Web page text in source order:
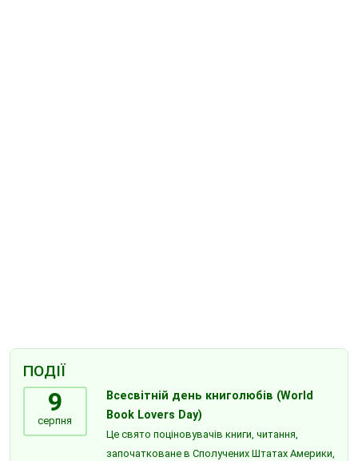
ПОДІЇ
9
серпня
Всесвітній день книголюбів (World
Book Lovers Day)
Це свято поціновувачів книги, читання,
започатковане в Сполучених Штатах Америки,